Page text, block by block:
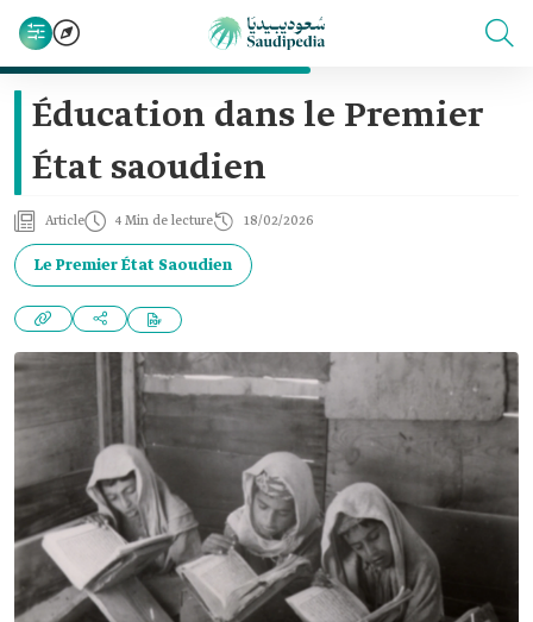
Éducation dans le Premier
État saoudien
Article 4 Min de lecture 18/02/2026
Le Premier État Saoudien